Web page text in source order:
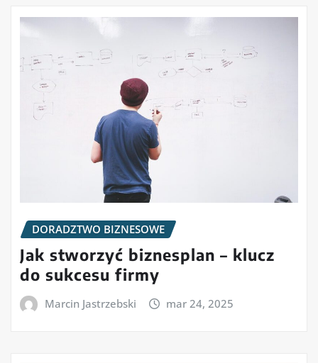
DORADZTWO BIZNESOWE
Jak stworzyć biznesplan – klucz
do sukcesu firmy
Marcin Jastrzebski mar 24, 2025